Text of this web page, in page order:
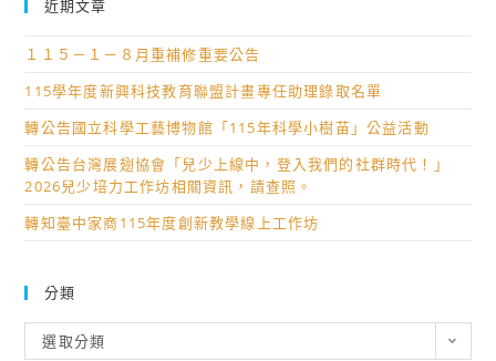
近期文章
１１５－１－８月重補修重要公告
115學年度新興科技教育聯盟計畫專任助理錄取名單
轉公告國立科學工藝博物館「115年科學小樹苗」公益活動
轉公告台灣展翅協會「兒少上線中，登入我們的社群時代！」
2026兒少培力工作坊相關資訊，請查照。
轉知臺中家商115年度創新教學線上工作坊
分類
類
選取分類